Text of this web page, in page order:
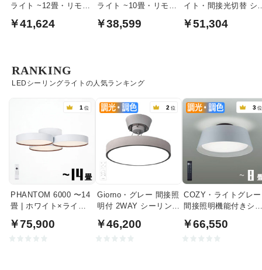
ライト ~12畳・リモコ
￥41,624
ライト ~10畳・リモコ
￥38,599
イト・間接光切替 シ
￥51,304
LEDシーリングライトの人気ランキング
RANKING
1 位
PHANTOM 6000 〜14
畳 | ホワイト×ライト
￥75,900
2 位
Giorno・グレー 間接照
明付 2WAY シーリング
ン付
￥46,200
3 位
COZY・ライトグレー
間接照明機能付きシ
￥66,550